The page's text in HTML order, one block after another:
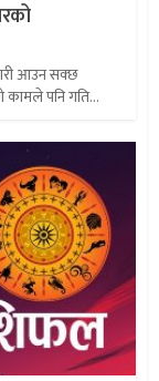
आउन सक्छ
कामले पनि गति...